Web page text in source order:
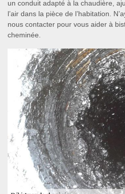
un conduit adapté à la chaudière,
l’air dans la pièce de l’habitation.
nous contacter pour vous aider à
cheminée.